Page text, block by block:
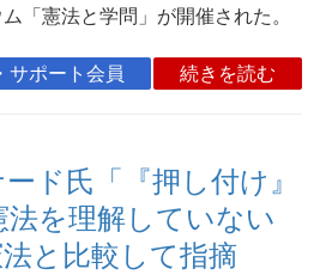
「憲法と学問」が開催された。
サポート会員 続きを読む
ド氏「『押し付け』
を理解していない
と比較して指摘